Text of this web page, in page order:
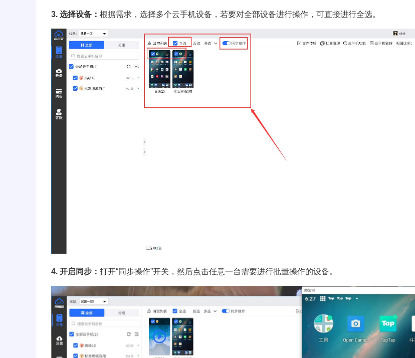
3. 选择设备： 根据需求，选择多个云手机设备，若要对全部设备进行操作，可直接进行全选。
4. 开启同步： 打开“同步操作”开关，然后点击任意一台需要进行批量操作的设备。